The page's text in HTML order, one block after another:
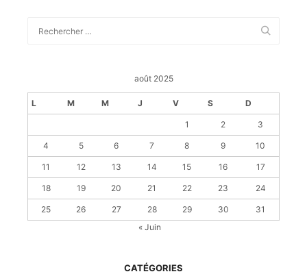
août 2025
L M M J V S D
1 2 3
4 5 6 7 8 9 10
11 12 13 14 15 16 17
18 19 20 21 22 23 24
25 26 27 28 29 30
31
« Juin
CATÉGORIES